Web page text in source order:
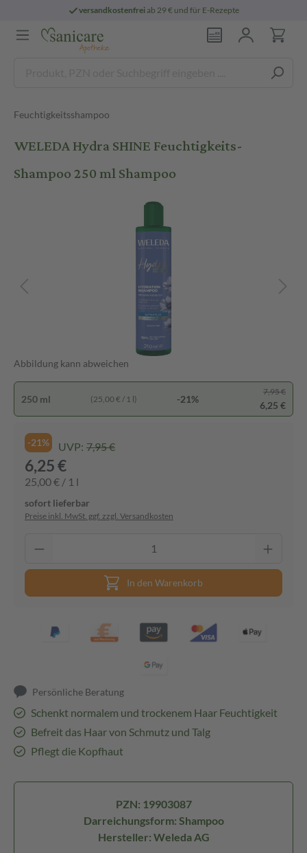
versandkostenfreiab 29 € und für E-Rezepte
Feuchtigkeitsshampoo
WELEDA Hydra SHINE Feuchtigkeits-
Shampoo 250 ml Shampoo
Abbildung kann abweichen
250 ml (25,00 € / 1 l) -21%
7,95 €
6,25 €
-21% UVP: 7,95 €
6,25 €
25,00 € / 1 l
sofort lieferbar
Preise inkl. MwSt. ggf. zzgl. Versandkosten
In den Warenkorb
Persönliche Beratung
Schenkt normalem und trockenem Haar Feuchtigkeit
Befreit das Haar von Schmutz und Talg
Pflegt die Kopfhaut
PZN: 19903087
Darreichungsform: Shampoo
Hersteller: Weleda AG